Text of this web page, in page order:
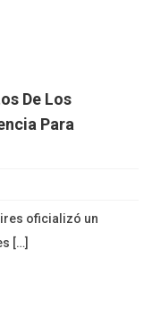
De Los
Para
oficializó un
[…]